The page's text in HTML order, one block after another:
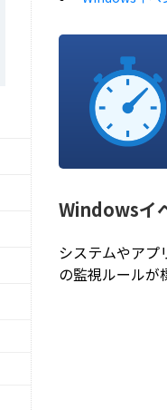
Windowsイ
システムやアプ
の監視ルールが